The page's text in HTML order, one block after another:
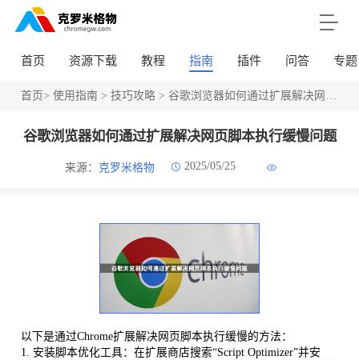
首页 资源下载 教程 指南 插件 问答 专题
首页> 使用指南 > 技巧攻略> 谷歌浏览器如何通过扩展解决网页脚本执行缓慢问题
谷歌浏览器如何通过扩展解决网页脚本执行缓慢问题
来源： 克罗米格物 2025/05/25
以下是通过Chrome扩展解决网页脚本执行缓慢的方法：
1. 安装脚本优化工具：在扩展商店搜索“Script Optimizer”并安